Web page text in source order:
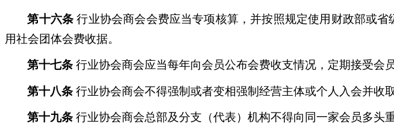
第十六条 行业协会商会会费应当专项核算，并按照规定使用财政部或
用社会团体会费收据。
第十七条 行业协会商会应当每年向会员公布会费收支情况，定期接受会
第十八条 行业协会商会不得强制或者变相强制经营主体或个人入会并收
第十九条 行业协会商会总部及分支（代表）机构不得向同一家会员多头